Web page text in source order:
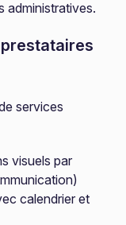
administratives.
services
visuels par
calendrier et